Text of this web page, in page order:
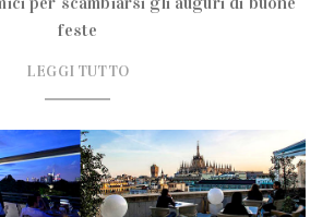
feste
LEGGI TUTTO